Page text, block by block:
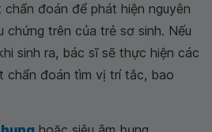
đoán để phát hiện nguyên
chứng trên của trẻ sơ sinh. Nếu
sinh ra, bác sĩ sẽ thực hiện các
chẩn đoán tìm vị trí tắc, bao